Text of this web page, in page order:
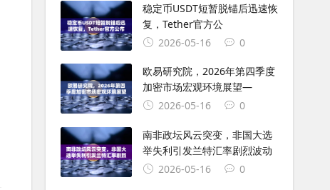
稳定币USDT短暂脱锚后迅速恢
复，Tether官方公
2026-05-16
0
欧易研究院，2026年第四季度
加密市场宏观环境展望—
2026-05-16
0
南非政坛风云突变，非国大选
举失利引发兰特汇率剧烈波动
2026-05-16
0